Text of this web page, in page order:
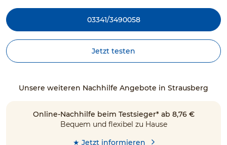
03341/3490058
Jetzt testen
Unsere weiteren Nachhilfe Angebote in Strausberg
Online-Nachhilfe beim Testsieger* ab 8,76 €
Bequem und flexibel zu Hause
★ Jetzt informieren